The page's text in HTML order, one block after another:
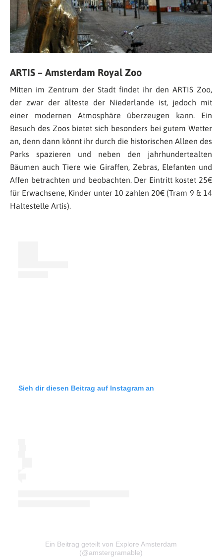
ARTIS – Amsterdam Royal Zoo
Mitten im Zentrum der Stadt findet ihr den ARTIS Zoo,
der zwar der älteste der Niederlande ist, jedoch mit
einer modernen Atmosphäre überzeugen kann. Ein
Besuch des Zoos bietet sich besonders bei gutem Wetter
an, denn dann könnt ihr durch die historischen Alleen des
Parks spazieren und neben den jahrhundertealten
Bäumen auch Tiere wie Giraffen, Zebras, Elefanten und
Affen betrachten und beobachten. Der Eintritt kostet 25€
für Erwachsene, Kinder unter 10 zahlen 20€ (Tram 9 & 14
Haltestelle Artis).
Sieh dir diesen Beitrag auf Instagram an
Ein Beitrag geteilt von Explore Amsterdam
(@amstergramable)